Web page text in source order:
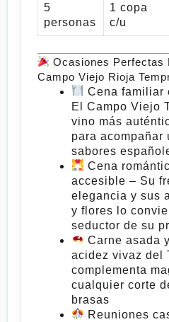
5
personas
1 copa
c/u
Ocasiones Perfectas
Campo Viejo Rioja
Cena familiar
El Campo Viejo
vino más
para acompañar
sabores
Cena
accesible – Su
elegancia y sus
y flores lo
seductor de su
Carne asada
acidez vivaz del
complementa
cualquier corte
brasas
Reuniones